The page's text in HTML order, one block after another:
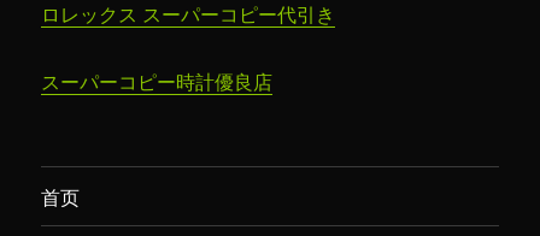
ロレックス スーパーコピー代引き
スーパーコピー時計​優良店
首页